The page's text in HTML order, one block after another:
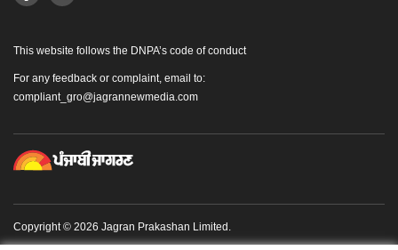
This website follows the DNPA’s code of conduct
For any feedback or complaint, email to:
compliant_gro@jagrannewmedia.com
Copyright © 2026 Jagran Prakashan Limited.